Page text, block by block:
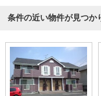
条件の近い物件が見つか